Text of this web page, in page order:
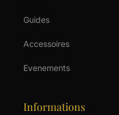
Guides
Accessoires
Evenements
Informations